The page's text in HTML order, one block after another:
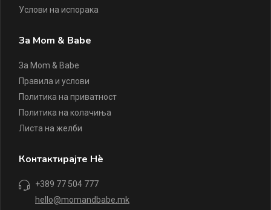
Услови на испорака
За Mom & Babe
За Mom & Babe
Правила и услови
Политика на приватност
Политика на колачиња
Листа на желби
Контактирајте Нè
+389 77 504 777
hello@momandbabe.mk